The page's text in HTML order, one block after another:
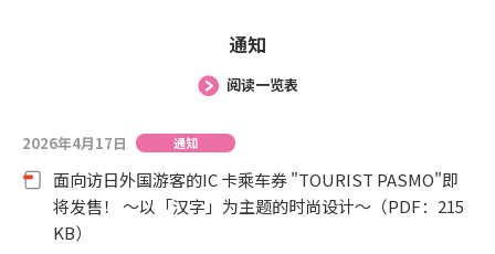
通知
阅读一览表
2026年4月17日 通知
面向访日外国游客的IC 卡乘车券 "TOURIST PASMO"即
将发售！ ～以「汉字」为主题的时尚设计～（PDF：215
KB）